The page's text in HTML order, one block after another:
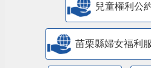
兒童權利公
苗栗縣婦女福利